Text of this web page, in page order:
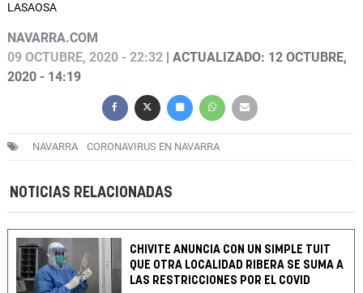
LASAOSA
NAVARRA.COM
09 OCTUBRE, 2020 - 22:32 | ACTUALIZADO: 12 OCTUBRE,
2020 - 14:19
NAVARRA CORONAVIRUS EN NAVARRA
NOTICIAS RELACIONADAS
CHIVITE ANUNCIA CON UN SIMPLE TUIT
QUE OTRA LOCALIDAD RIBERA SE SUMA A
LAS RESTRICCIONES POR EL COVID